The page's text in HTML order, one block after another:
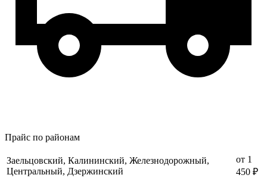
Прайс по районам
Заельцовский, Калининский, Железнодорожный,
Центральный, Дзержинский
от 1
450 ₽